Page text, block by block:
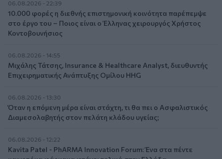
06.08.2026 - 22:39
10.000 φορές η διεθνής επιστημονική κοινότητα παρέπεμψε
στο έργο του – Ποιος είναι ο Έλληνας χειρουργός Χρήστος
Κοντοβουνήσιος
06.08.2026 - 14:55
Μιχάλης Τάτσης, Insurance & Healthcare Analyst, διευθυντής
Επιχειρηματικής Ανάπτυξης Ομίλου HHG
06.08.2026 - 13:30
Όταν η επόμενη μέρα είναι στάχτη, τι θα πει ο Ασφαλιστικός
Διαμεσολαβητής στον πελάτη κλάδου υγείας;
06.08.2026 - 12:22
Kavita Patel - PhARMA Innovation Forum: Ένα στα πέντε